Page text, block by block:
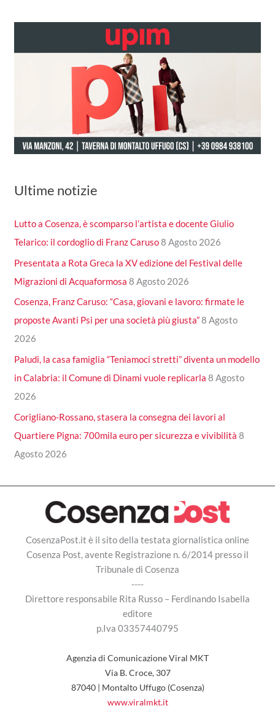
Ultime notizie
Lutto a Cosenza, è scomparso l’artista e docente Giulio
Telarico: il cordoglio di Franz Caruso8 Agosto 2026
Presentata a Rota Greca la XV edizione del Festival delle
Migrazioni di Acquaformosa 8 Agosto 2026
Cosenza, Franz Caruso: “Casa, giovani e lavoro: firmate le
proposte Avanti Psi per una società più giusta”8 Agosto
2026
Paludi, la casa famiglia “Teniamoci stretti” diventa un modello
in Calabria: il Comune di Dinami vuole replicarla 8 Agosto
2026
Corigliano-Rossano, stasera la consegna dei lavori al
Quartiere Pigna: 700mila euro per sicurezza e vivibilità 8
Agosto 2026
CosenzaPost.it è il sito della testata giornalistica online
Cosenza Post, avente Registrazione n. 6/2014 presso il
Tribunale di Cosenza
----
Direttore responsabile Rita Russo – Ferdinando Isabella
editore
p.Iva 03357440795
Agenzia di Comunicazione Viral MKT
Via B. Croce, 307
87040 | Montalto Uffugo (Cosenza)
www.viralmkt.it